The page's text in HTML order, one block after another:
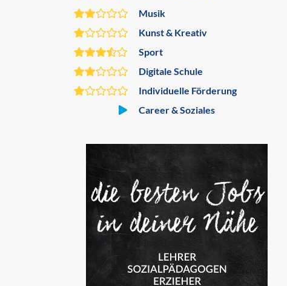
Musik
Kunst & Kreativ
Sport
Digitale Schule
Individuelle Förderung
Career & Soziales